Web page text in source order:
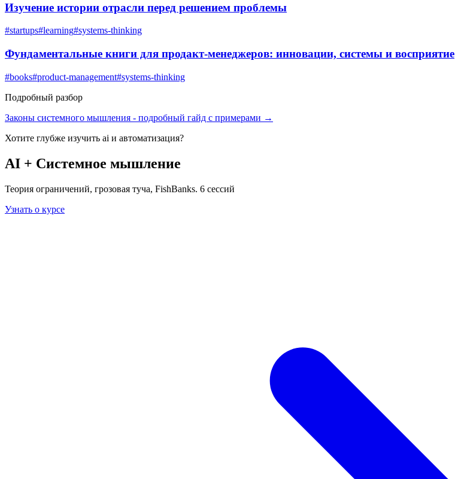
Изучение истории отрасли перед решением проблемы
#startups#learning#systems-thinking
Фундаментальные книги для продакт-менеджеров: инновации, системы и восприятие
#books#product-management#systems-thinking
Подробный разбор
Законы системного мышления - подробный гайд с примерами →
Хотите глубже изучить ai и автоматизация?
AI + Системное мышление
Теория ограничений, грозовая туча, FishBanks. 6 сессий
Узнать о курсе